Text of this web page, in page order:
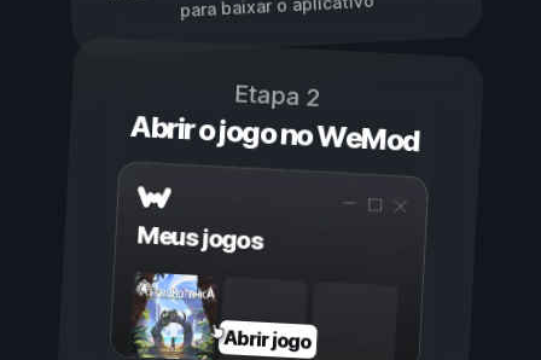
Etapa 2
Abrir o jogo no WeMod
Meus jogos
Abrir jogo